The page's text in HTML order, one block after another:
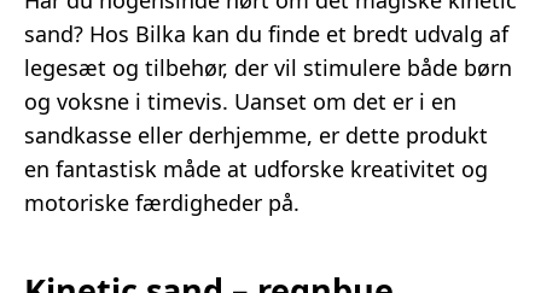
sand? Hos Bilka kan du finde et bredt udvalg af
legesæt og tilbehør, der vil stimulere både børn
og voksne i timevis. Uanset om det er i en
sandkasse eller derhjemme, er dette produkt
en fantastisk måde at udforske kreativitet og
motoriske færdigheder på.